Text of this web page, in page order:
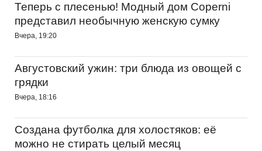
Теперь с плесенью! Модный дом Coperni
представил необычную женскую сумку
Вчера, 19:20
Августовский ужин: три блюда из овощей с
грядки
Вчера, 18:16
Создана футболка для холостяков: её
можно не стирать целый месяц